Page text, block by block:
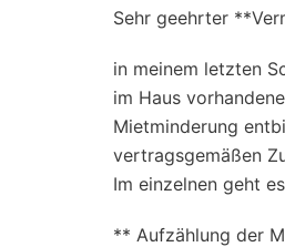
Sehr geehrter
in meinem letzten
im Haus
Mietminderung
vertragsgemäßen
Im einzelnen geht
** Aufzählung der